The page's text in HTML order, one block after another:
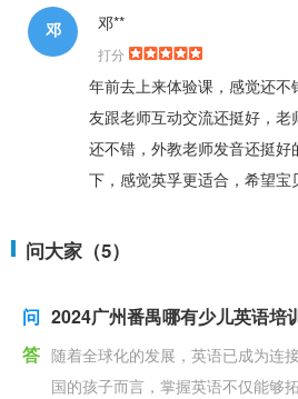
邓 邓**
打分
年前去上来体验课，感觉还
友跟老师互动交流还挺好，
还不错，外教老师发音还挺
下，感觉英孚更适合，希望宝
问大家（5）
问 2024广州番禺哪有少儿英语培
答 随着全球化的发展，英语已成为连
国的孩子而言，掌握英语不仅能够